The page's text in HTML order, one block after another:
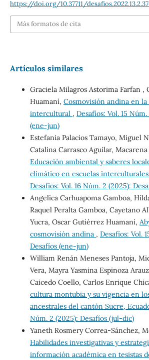
https://doi.org/10.37711/
Más formatos de cita
Artículos similares
Graciela Milagros Astorima Farfan ,
Huamaní, Cosmovisión andina en la
intercultural , Desafíos: Vol. 15
(ene-jun)
Estefania Palacios Tamayo, Miguel
Catalina Carrasco Aguilar,
Educación ambiental y saberes
climático en escuelas
Desafíos: Vol. 16 Núm. 2 (2025):
Angelica Carhuapoma Gamboa,
Raquel Peralta Gamboa, Cayetano
Yucra, Oscar Gutiérrez Huamaní,
cosmovisión andina , Desafíos: Vol.
Desafíos (ene-jun)
William Renán Meneses Pantoja,
Vera, Mayra Yasmina Espinoza
Caicedo Coello, Carlos Enrique
cultura montubia y su vigencia en
ancestrales del cantón Sucre,
Núm. 2 (2025): Desafíos (jul-dic)
Yaneth Rosmery Correa-Sánchez,
Habilidades investigativas y
información académica en tesistas